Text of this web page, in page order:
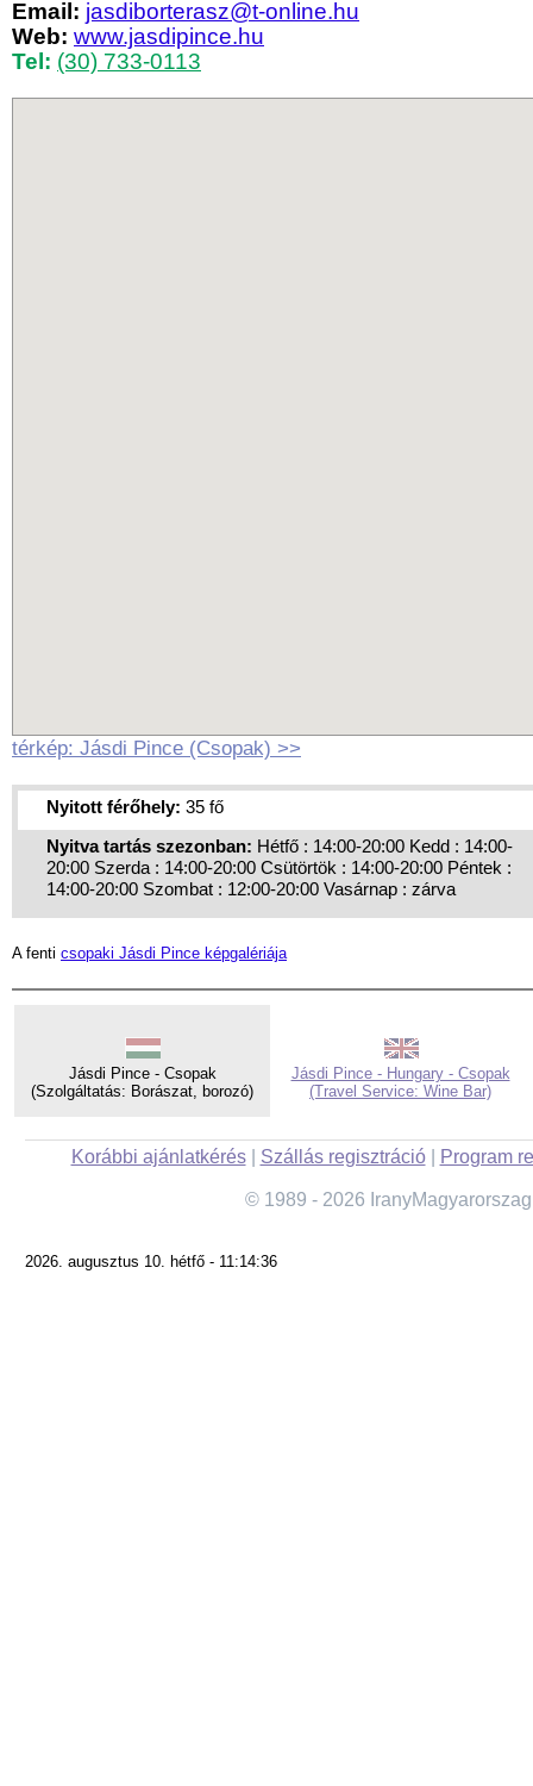
Email: jasdiborterasz@t-online.hu
Web: www.jasdipince.hu
Tel: (30) 733-0113
térkép: Jásdi Pince (Csopak) >>
Nyitott férőhely: 35 fő
Nyitva tartás szezonban: Hétfő : 14:00-20:00 Kedd : 14:00-
20:00 Szerda : 14:00-20:00 Csütörtök : 14:00-20:00 Péntek :
14:00-20:00 Szombat : 12:00-20:00 Vasárnap : zárva
A fenti csopaki Jásdi Pince képgalériája
Jásdi Pince - Csopak
(Szolgáltatás: Borászat, borozó)
Jásdi Pince - Hungary - Csopak
(Travel Service: Wine Bar)
Korábbi ajánlatkérés| Szállás regisztráció| Program
© 1989 - 2026
2026. augusztus 10. hétfő - 11:14:36